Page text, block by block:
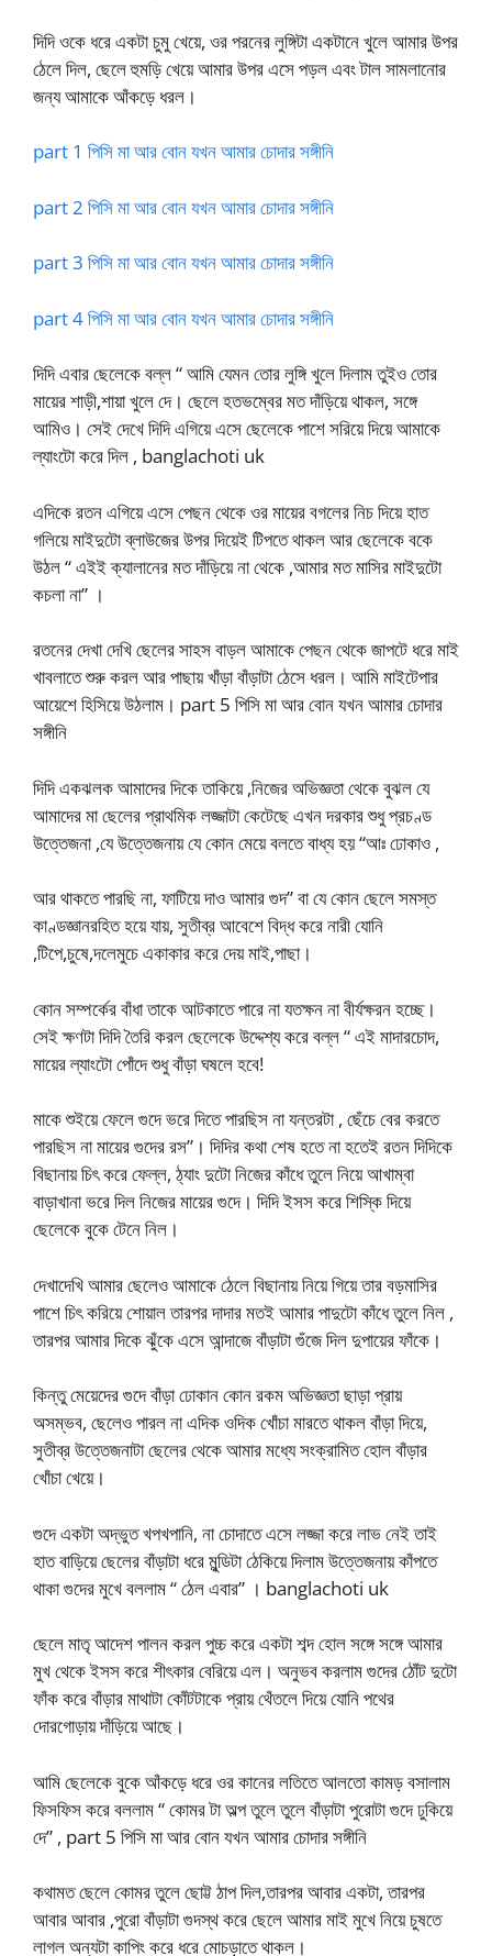
দিদি ওকে ধরে একটা চুমু খেয়ে, ওর পরনের লুঙ্গিটা একটানে খুলে আমার উপর
ঠেলে দিল, ছেলে হুমড়ি খেয়ে আমার উপর এসে পড়ল এবং টাল সামলানোর
জন্য আমাকে আঁকড়ে ধরল।
part 1 পিসি মা আর বোন যখন আমার চোদার সঙ্গীনি
part 2 পিসি মা আর বোন যখন আমার চোদার সঙ্গীনি
part 3 পিসি মা আর বোন যখন আমার চোদার সঙ্গীনি
part 4 পিসি মা আর বোন যখন আমার চোদার সঙ্গীনি
দিদি এবার ছেলেকে বল্ল “ আমি যেমন তোর লুঙ্গি খুলে দিলাম তুইও তোর
মায়ের শাড়ী,শায়া খুলে দে। ছেলে হতভম্বের মত দাঁড়িয়ে থাকল, সঙ্গে
আমিও। সেই দেখে দিদি এগিয়ে এসে ছেলেকে পাশে সরিয়ে দিয়ে আমাকে
ল্যাংটো করে দিল , banglachoti uk
এদিকে রতন এগিয়ে এসে পেছন থেকে ওর মায়ের বগলের নিচ দিয়ে হাত
গলিয়ে মাইদুটো ব্লাউজের উপর দিয়েই টিপতে থাকল আর ছেলেকে বকে
উঠল “ এইই ক্যালানের মত দাঁড়িয়ে না থেকে ,আমার মত মাসির মাইদুটো
কচলা না” ।
রতনের দেখা দেখি ছেলের সাহস বাড়ল আমাকে পেছন থেকে জাপটে ধরে মাই
খাবলাতে শুরু করল আর পাছায় খাঁড়া বাঁড়াটা ঠেসে ধরল। আমি মাইটেপার
আয়েশে হিসিয়ে উঠলাম। part 5 পিসি মা আর বোন যখন আমার চোদার
সঙ্গীনি
দিদি একঝলক আমাদের দিকে তাকিয়ে ,নিজের অভিজ্ঞতা থেকে বুঝল যে
আমাদের মা ছেলের প্রাথমিক লজ্জাটা কেটেছে এখন দরকার শুধু প্রচণ্ড
উত্তেজনা ,যে উত্তেজনায় যে কোন মেয়ে বলতে বাধ্য হয় “আঃ ঢোকাও ,
আর থাকতে পারছি না, ফাটিয়ে দাও আমার গুদ” বা যে কোন ছেলে সমস্ত
কাণ্ডজ্ঞানরহিত হয়ে যায়, সুতীব্র আবেশে বিদ্ধ করে নারী যোনি
,টিপে,চুষে,দলেমুচে একাকার করে দেয় মাই,পাছা।
কোন সম্পর্কের বাঁধা তাকে আটকাতে পারে না যতক্ষন না বীর্যক্ষরন হচ্ছে।
সেই ক্ষণটা দিদি তৈরি করল ছেলেকে উদ্দেশ্য করে বল্ল “ এই মাদারচোদ,
মায়ের ল্যাংটো পোঁদে শুধু বাঁড়া ঘষলে হবে!
মাকে শুইয়ে ফেলে গুদে ভরে দিতে পারছিস না যন্তরটা , ছেঁচে বের করতে
পারছিস না মায়ের গুদের রস”। দিদির কথা শেষ হতে না হতেই রতন দিদিকে
বিছানায় চিৎ করে ফেল্ল, ঠ্যাং দুটো নিজের কাঁধে তুলে নিয়ে আখাম্বা
বাড়াখানা ভরে দিল নিজের মায়ের গুদে। দিদি ইসস করে শিস্কি দিয়ে
ছেলেকে বুকে টেনে নিল।
দেখাদেখি আমার ছেলেও আমাকে ঠেলে বিছানায় নিয়ে গিয়ে তার বড়মাসির
পাশে চিৎ করিয়ে শোয়াল তারপর দাদার মতই আমার পাদুটো কাঁধে তুলে নিল ,
তারপর আমার দিকে ঝুঁকে এসে আন্দাজে বাঁড়াটা গুঁজে দিল দুপায়ের ফাঁকে।
কিন্তু মেয়েদের গুদে বাঁড়া ঢোকান কোন রকম অভিজ্ঞতা ছাড়া প্রায়
অসম্ভব, ছেলেও পারল না এদিক ওদিক খোঁচা মারতে থাকল বাঁড়া দিয়ে,
সুতীব্র উত্তেজনাটা ছেলের থেকে আমার মধ্যে সংক্রামিত হোল বাঁড়ার
খোঁচা খেয়ে।
গুদে একটা অদ্ভুত খপখপানি, না চোদাতে এসে লজ্জা করে লাভ নেই তাই
হাত বাড়িয়ে ছেলের বাঁড়াটা ধরে মুন্ডিটা ঠেকিয়ে দিলাম উত্তেজনায় কাঁপতে
থাকা গুদের মুখে বললাম “ ঠেল এবার” । banglachoti uk
ছেলে মাতৃ আদেশ পালন করল পুচ্চ করে একটা শব্দ হোল সঙ্গে সঙ্গে আমার
মুখ থেকে ইসস করে শীৎকার বেরিয়ে এল। অনুভব করলাম গুদের ঠোঁট দুটো
ফাঁক করে বাঁড়ার মাথাটা কোঁটটাকে প্রায় থেঁতলে দিয়ে যোনি পথের
দোরগোড়ায় দাঁড়িয়ে আছে।
আমি ছেলেকে বুকে আঁকড়ে ধরে ওর কানের লতিতে আলতো কামড় বসালাম
ফিসফিস করে বললাম “ কোমর টা অল্প তুলে তুলে বাঁড়াটা পুরোটা গুদে ঢুকিয়ে
দে” , part 5 পিসি মা আর বোন যখন আমার চোদার সঙ্গীনি
কথামত ছেলে কোমর তুলে ছোট্ট ঠাপ দিল,তারপর আবার একটা, তারপর
আবার আবার ,পুরো বাঁড়াটা গুদস্থ করে ছেলে আমার মাই মুখে নিয়ে চুষতে
লাগল অন্যটা কাপিং করে ধরে মোচড়াতে থাকল।